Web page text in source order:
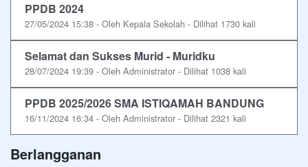
PPDB 2024
27/05/2024 15:38 - Oleh Kepala Sekolah - Dilihat 1730 kali
Selamat dan Sukses Murid - Muridku
28/07/2024 19:39 - Oleh Administrator - Dilihat 1038 kali
PPDB 2025/2026 SMA ISTIQAMAH BANDUNG
16/11/2024 16:34 - Oleh Administrator - Dilihat 2321 kali
Berlangganan